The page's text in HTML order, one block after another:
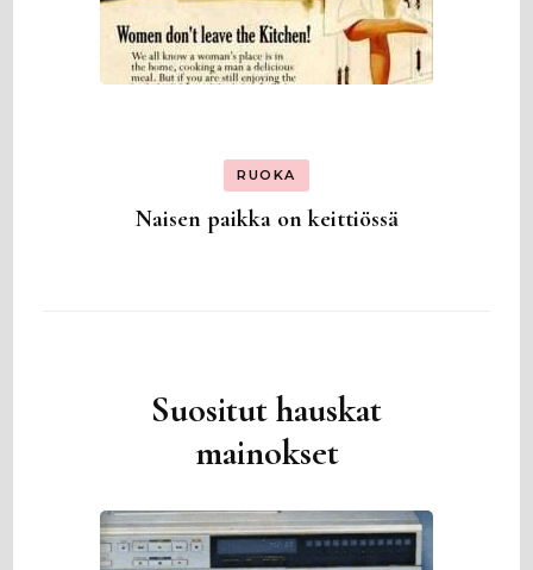
RUOKA
Naisen paikka on keittiössä
Suositut hauskat
mainokset